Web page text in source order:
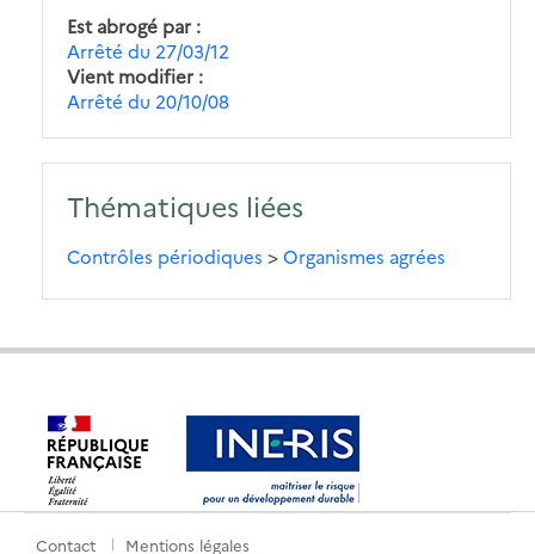
Est abrogé par
Arrêté du 27/03/12
Vient modifier
Arrêté du 20/10/08
Thématiques liées
Contrôles périodiques >Organismes agrées
Contact Mentions légales